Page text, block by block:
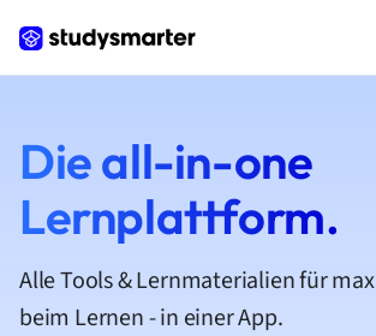
Die all-in-one
Lernplattform.
Alle Tools & Lernmaterialien für
beim Lernen - in einer App.